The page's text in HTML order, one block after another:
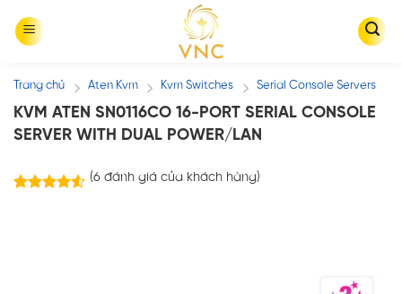
Trang chủ / Aten Kvm / Kvm Switches / Serial Console Servers
KVM ATEN SN0116CO 16-PORT SERIAL CONSOLE
SERVER WITH DUAL POWER/LAN
(6đánh giá của khách hàng)